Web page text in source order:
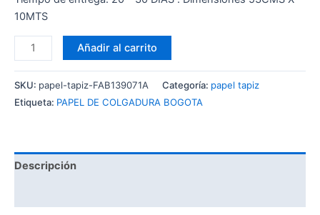
10MTS
Añadir al carrito
SKU: papel-tapiz-FAB139071A Categoría: papel tapiz
Etiqueta: PAPEL DE COLGADURA BOGOTA
Descripción